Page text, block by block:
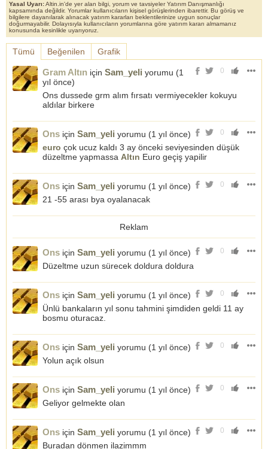
Yasal Uyarı:Altin.in'de yer alan bilgi, yorum ve tavsiyeler Yatırım Danışmanlığı
kapsamında değildir. Yorumlar kullanıcıların kişisel görüşlerinden ibarettir. Bu görüş ve
bilgilere dayanılarak alınacak yatırım kararları beklentilerinize uygun sonuçlar
doğurmayabilir. Dolayısıyla kullanıcıların yorumlarına göre yatırım kararı almamanız
konusunda kesinlikle uyarıyoruz.
Tümü Beğenilen Grafik
0
Gram Altın için Sam_yeli yorumu (1
yıl önce)
Ons dussede grm alım fırsatı vermiyecekler kokuyu
aldılar birkere
0
Ons için Sam_yeli yorumu (1 yıl önce)
euro çok ucuz kaldı 3 ay önceki seviyesinden düşük
düzeltme yapmassa Altın Euro geçiş yapilir
0
Ons için Sam_yeli yorumu (1 yıl önce)
21 -55 arası bya oyalanacak
Reklam
0
Ons için Sam_yeli yorumu (1 yıl önce)
Düzeltme uzun sürecek doldura doldura
0
Ons için Sam_yeli yorumu (1 yıl önce)
Ünlü bankaların yıl sonu tahmini şimdiden geldi 11 ay
bosmu oturacaz.
0
Ons için Sam_yeli yorumu (1 yıl önce)
Yolun açık olsun
0
Ons için Sam_yeli yorumu (1 yıl önce)
Geliyor gelmekte olan
0
Ons için Sam_yeli yorumu (1 yıl önce)
Buradan dönmen ilazimmm